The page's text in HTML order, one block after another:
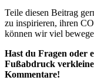
Teile diesen Beitrag
zu inspirieren, ihren
können wir viel
Hast du Fragen oder
Fußabdruck
Kommentare!